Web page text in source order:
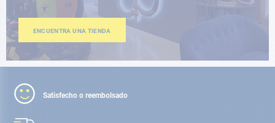
ENCUENTRA UNA TIENDA
Satisfecho o reembolsado